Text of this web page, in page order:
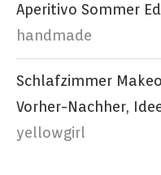
Aperitivo Sommer
handmade
Schlafzimmer
Vorher-Nachher,
yellowgirl